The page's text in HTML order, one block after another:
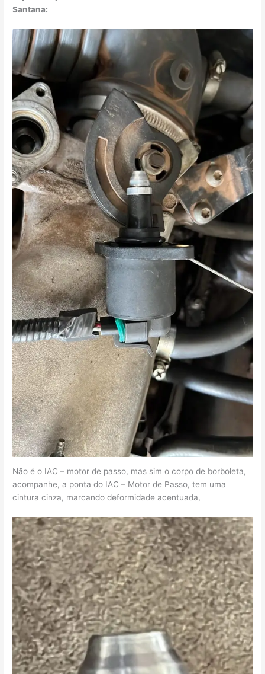
Santana:
Não é o IAC – motor de passo, mas sim o corpo de borboleta,
acompanhe, a ponta do IAC – Motor de Passo, tem uma
cintura cinza, marcando deformidade acentuada,